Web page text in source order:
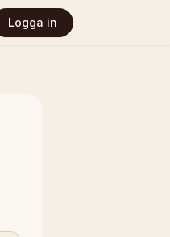
Logga in